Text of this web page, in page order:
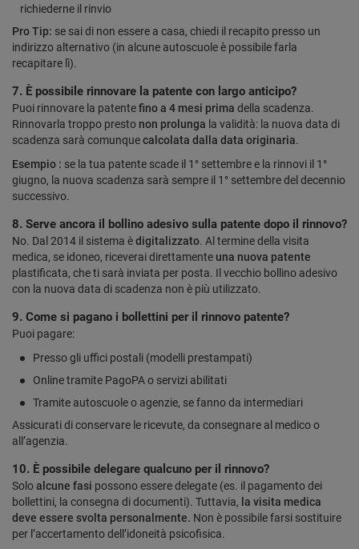
richiederne il rinvio
Pro Tip: se sai di non essere a casa, chiedi il recapito presso un
indirizzo alternativo (in alcune autoscuole è possibile farla
recapitare lì).
7. È possibile rinnovare la patente con largo anticipo?
Puoi rinnovare la patentefino a 4 mesi prima della scadenza.
Rinnovarla troppo presto non prolunga la validità: la nuova data di
scadenza sarà comunquecalcolata dalla data originaria.
Esempio : se la tua patente scade il 1° settembre e la rinnovi il 1°
giugno, la nuova scadenza sarà sempre il 1° settembre del decennio
successivo.
8. Serve ancora il bollino adesivo sulla patente dopo il rinnovo?
No. Dal 2014 il sistema èdigitalizzato. Al termine della visita
medica, se idoneo, riceverai direttamente una nuova patente
plastificata, che ti sarà inviata per posta. Il vecchio bollino adesivo
con la nuova data di scadenza non è più utilizzato.
9. Come si pagano i bollettini per il rinnovo patente?
Puoi pagare:
Presso gli uffici postali (modelli prestampati)
Online tramite PagoPA o servizi abilitati
Tramite autoscuole o agenzie, se fanno da intermediari
Assicurati di conservare le ricevute, da consegnare al medico o
all’agenzia.
10. È possibile delegare qualcuno per il rinnovo?
Soloalcune fasi possono essere delegate (es. il pagamento dei
bollettini, la consegna di documenti). Tuttavia, la visita medica
deve essere svolta personalmente. Non è possibile farsi sostituire
per l’accertamento dell’idoneità psicofisica.